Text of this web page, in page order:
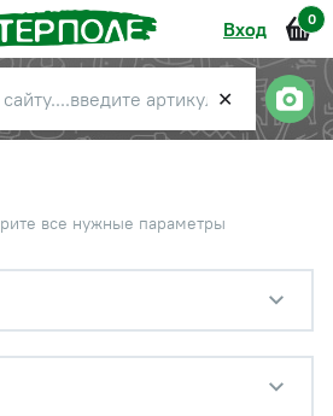
Вход 0
✕
все нужные параметры